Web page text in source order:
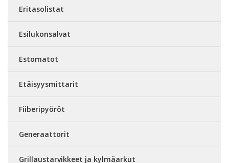
Eritasolistat
Esilukonsalvat
Estomatot
Etäisyysmittarit
Fiiberipyöröt
Generaattorit
Grillaustarvikkeet ja kylmäarkut